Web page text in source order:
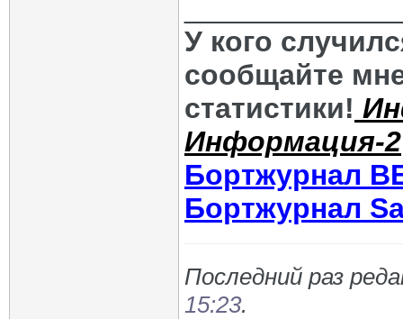
У кого
сообщайте
статистики!
Информация-2
Бортжурнал
Бортжурнал
Последний раз
15:23.